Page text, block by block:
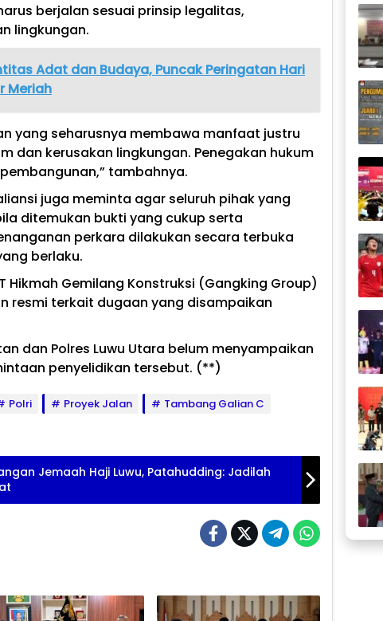
berjalan sesuai prinsip legalitas,
lingkungan.
Adat dan Budaya, Puncak Peringatan Hari
Meriah
yang seharusnya membawa manfaat justru
dan kerusakan lingkungan. Penegakan hukum
tambahnya.
juga meminta agar seluruh pihak yang
ditemukan bukti yang cukup serta
perkara dilakukan secara terbuka
berlaku.
Hikmah Gemilang Konstruksi (Gangking Group)
resmi terkait dugaan yang disampaikan
dan Polres Luwu Utara belum menyampaikan
penyelidikan tersebut. (**)
Polri Proyek Jalan
Tambang Galian C
Jemaah Haji Luwu, Patahudding: Jadilah